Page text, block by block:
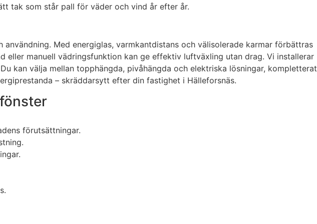
tak som står pall för väder och vind år efter år.
Med energiglas, varmkantdistans och välisolerade karmar förbättras
eller manuell vädringsfunktion kan ge effektiv luftväxling utan drag. Vi installerar
kan välja mellan topphängda, pivåhängda och elektriska lösningar, kompletterat
– skräddarsytt efter din fastighet i Hälleforsnäs.
förutsättningar.